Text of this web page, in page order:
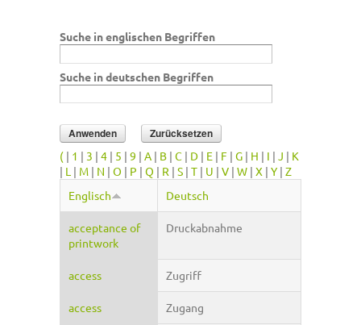
Suche in englischen Begriffen
Suche in deutschen Begriffen
( | 1 | 3 | 4 | 5 | 9 | A | B | C | D | E | F | G | H | I | J | K
| L | M | N | O | P | Q | R | S | T | U | V | W | X | Y | Z
Englisch
Deutsch
acceptance of
printwork
Druckabnahme
access Zugriff
access Zugang